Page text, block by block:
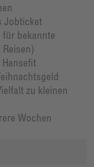
Jobticket
bekannte
Reisen)
zu kleinen
Wochen